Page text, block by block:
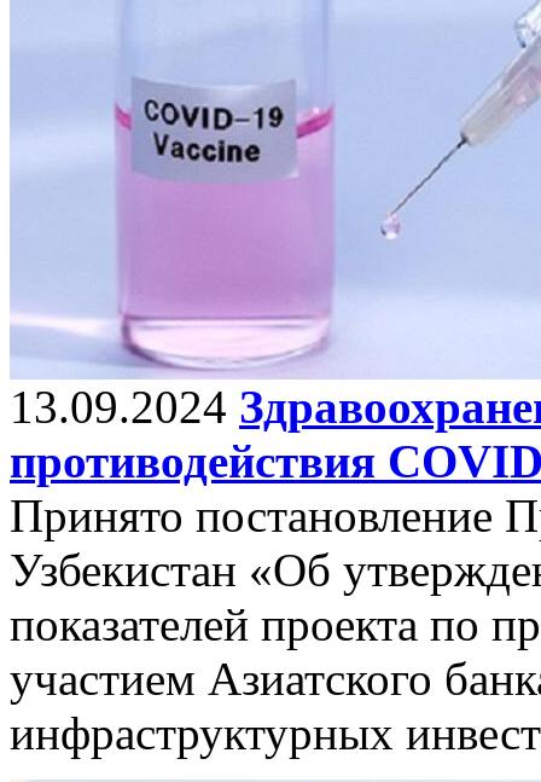
13.09.2024
противодействия
Принято постановление
Узбекистан «Об
показателей проекта по
участием Азиатского
инфраструктурных